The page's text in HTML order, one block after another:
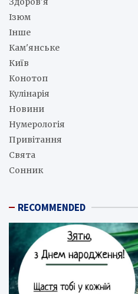
Ізюм
Інше
Кам'янське
Київ
Конотоп
Кулінарія
Новини
Нумерологія
Привітання
Свята
Сонник
RECOMMENDED